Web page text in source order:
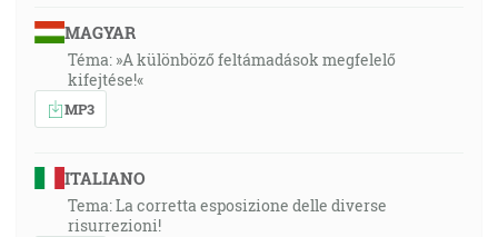
MAGYAR
Téma: »A különböző feltámadások megfelelő
kifejtése!«
MP3
ITALIANO
Tema: La corretta esposizione delle diverse
risurrezioni!